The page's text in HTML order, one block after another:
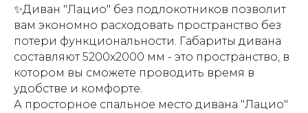
✨Диван "Лацио" без подлокотников позволит
вам экономно расходовать пространство без
потери функциональности. Габариты дивана
составляют 5200х2000 мм - это пространство, в
котором вы сможете проводить время в
удобстве и комфорте.
А просторное спальное место дивана "Лацио"